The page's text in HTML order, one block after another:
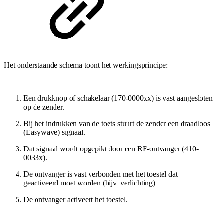
Het onderstaande schema toont het werkingsprincipe:
Een drukknop of schakelaar (170-0000xx) is vast aangesloten
op de zender.
Bij het indrukken van de toets stuurt de zender een draadloos
(Easywave) signaal.
Dat signaal wordt opgepikt door een RF-ontvanger (410-
0033x).
De ontvanger is vast verbonden met het toestel dat
geactiveerd moet worden (bijv. verlichting).
De ontvanger activeert het toestel.